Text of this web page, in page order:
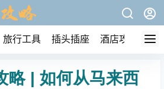
旅行工具 插头插座 酒店攻略
略 | 如何从马来西